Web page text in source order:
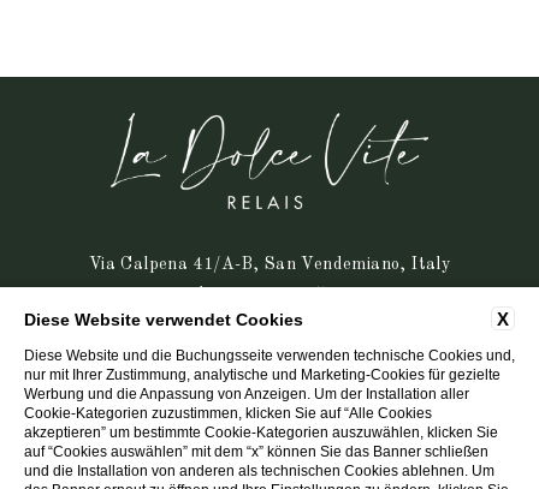
Via Calpena 41/A-B, San Vendemiano, Italy
e-mail:info@relaisladolcevite.it
P.Iva: 04320730262
KONTAKT COOKIE POLICY
UNTERNEHMENSDATEN
DATENSCHUTZ
SERVICE-CHARTA ACCESSIBILITY
X
Diese Website verwendet Cookies
Diese Website und die Buchungsseite verwenden technische Cookies und,
nur mit Ihrer Zustimmung, analytische und Marketing-Cookies für gezielte
Werbung und die Anpassung von Anzeigen. Um der Installation aller
Cookie-Kategorien zuzustimmen, klicken Sie auf “Alle Cookies
akzeptieren” um bestimmte Cookie-Kategorien auszuwählen, klicken Sie
auf “Cookies auswählen” mit dem “x” können Sie das Banner schließen
und die Installation von anderen als technischen Cookies ablehnen. Um